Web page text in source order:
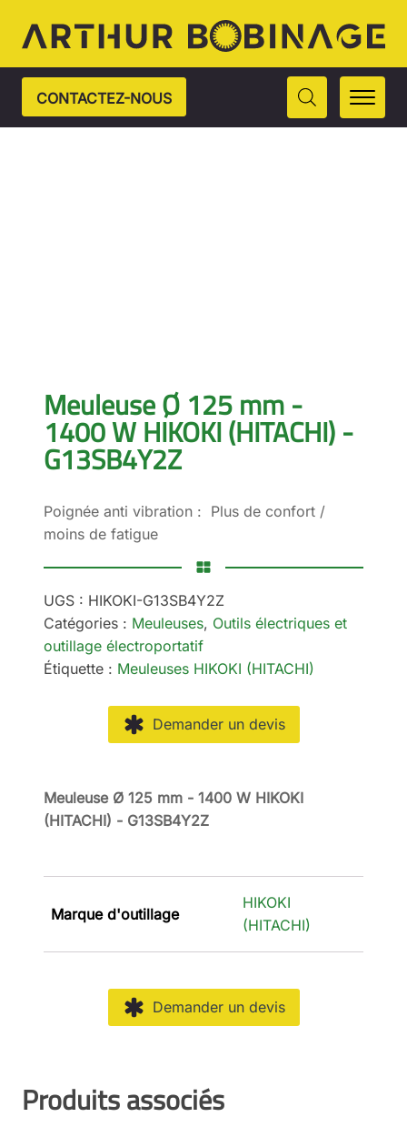
CONTACTEZ-NOUS
Meuleuse Ø 125 mm -
1400 W HIKOKI (HITACHI) -
G13SB4Y2Z
Poignée anti vibration : Plus de confort /
moins de fatigue
UGS : HIKOKI-G13SB4Y2Z
Catégories : Meuleuses, Outils électriques et
outillage électroportatif
Étiquette : Meuleuses HIKOKI (HITACHI)
Demander un devis
Meuleuse Ø 125 mm - 1400 W HIKOKI
(HITACHI) - G13SB4Y2Z
Marque d'outillage
HIKOKI
(HITACHI)
Demander un devis
Produits associés